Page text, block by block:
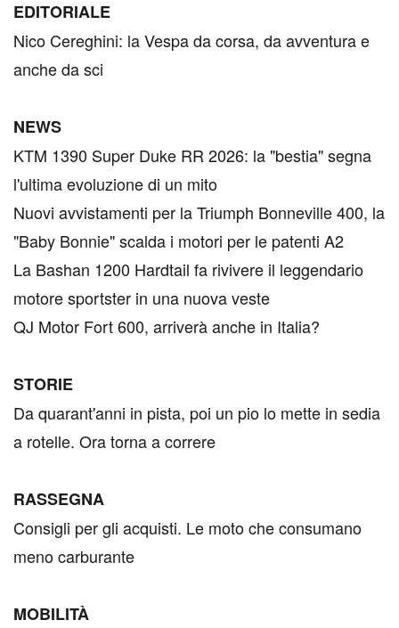
EDITORIALE
Nico Cereghini: la Vespa da corsa, da avventura e
anche da sci
NEWS
KTM 1390 Super Duke RR 2026: la "bestia" segna
l'ultima evoluzione di un mito
Nuovi avvistamenti per la Triumph Bonneville 400, la
"Baby Bonnie" scalda i motori per le patenti A2
La Bashan 1200 Hardtail fa rivivere il leggendario
motore sportster in una nuova veste
QJ Motor Fort 600, arriverà anche in Italia?
STORIE
Da quarant'anni in pista, poi un pio lo mette in sedia
a rotelle. Ora torna a correre
RASSEGNA
Consigli per gli acquisti. Le moto che consumano
meno carburante
MOBILITÀ